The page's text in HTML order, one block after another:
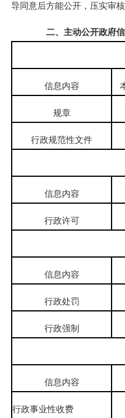
导同意后方能公开，压实审
二、主动公开政府信
信息内容
规章
行政规范性文件
信息内容
行政许可
信息内容
行政处罚
行政强制
信息内容
行政事业性收费